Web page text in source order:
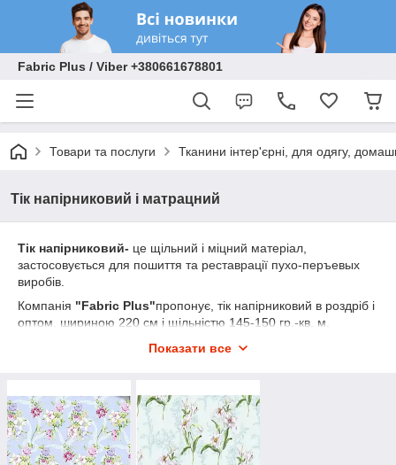
Fabric Plus / Viber +380661678801
Товари та послуги Тканини інтер'єрні, для одягу,
Тік напірниковий і матрацний
Тік напірниковий- це щільний і міцний матеріал,
застосовується для пошиття та реставрації пухо-перъевых
виробів.
Компанія "Fabric Plus"пропонує, тік напірниковий в роздріб і
оптом, шириною 220 см і щільністю 145-150 гр.-кв. м.
його, Ви можете у нас на сайті, зв'язавшись з менеджером
Показати все